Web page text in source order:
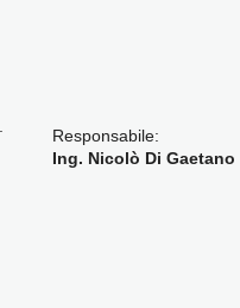
Responsabile:
Ing. Nicolò Di Gaetano